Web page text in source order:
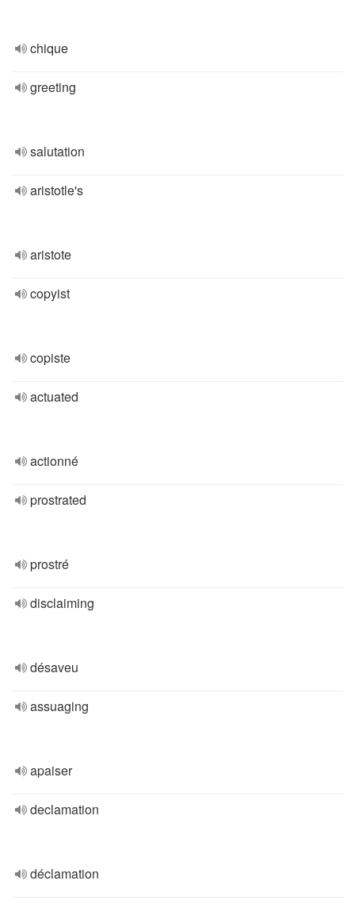
chique
greeting
salutation
aristotle's
aristote
copyist
copiste
actuated
actionné
prostrated
prostré
disclaiming
désaveu
assuaging
apaiser
declamation
déclamation